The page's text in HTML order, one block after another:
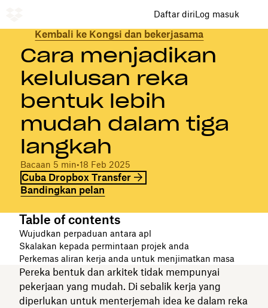
Daftar diriLog masuk
Kembali ke Kongsi dan bekerjasama
Cara menjadikan
kelulusan reka
bentuk lebih
mudah dalam tiga
langkah
Bacaan 5 min•18 Feb 2025
Cuba Dropbox Transfer
Bandingkan pelan
Table of contents
Wujudkan perpaduan antara apl
Skalakan kepada permintaan projek anda
Perkemas aliran kerja anda untuk menjimatkan masa
Pereka bentuk dan arkitek tidak mempunyai
pekerjaan yang mudah. Di sebalik kerja yang
diperlukan untuk menterjemah idea ke dalam reka